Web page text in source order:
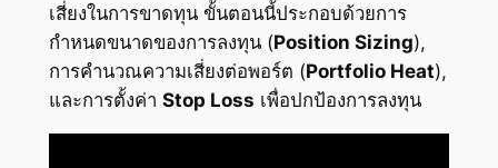
เสี่ยงในการขาดทุน ขั้นตอนนี้ประกอบด้วยการ
กำหนดขนาดของการลงทุน (Position Sizing),
การคำนวณความเสี่ยงต่อพอร์ต (Portfolio Heat),
และการตั้งค่า Stop Loss เพื่อปกป้องการลงทุน